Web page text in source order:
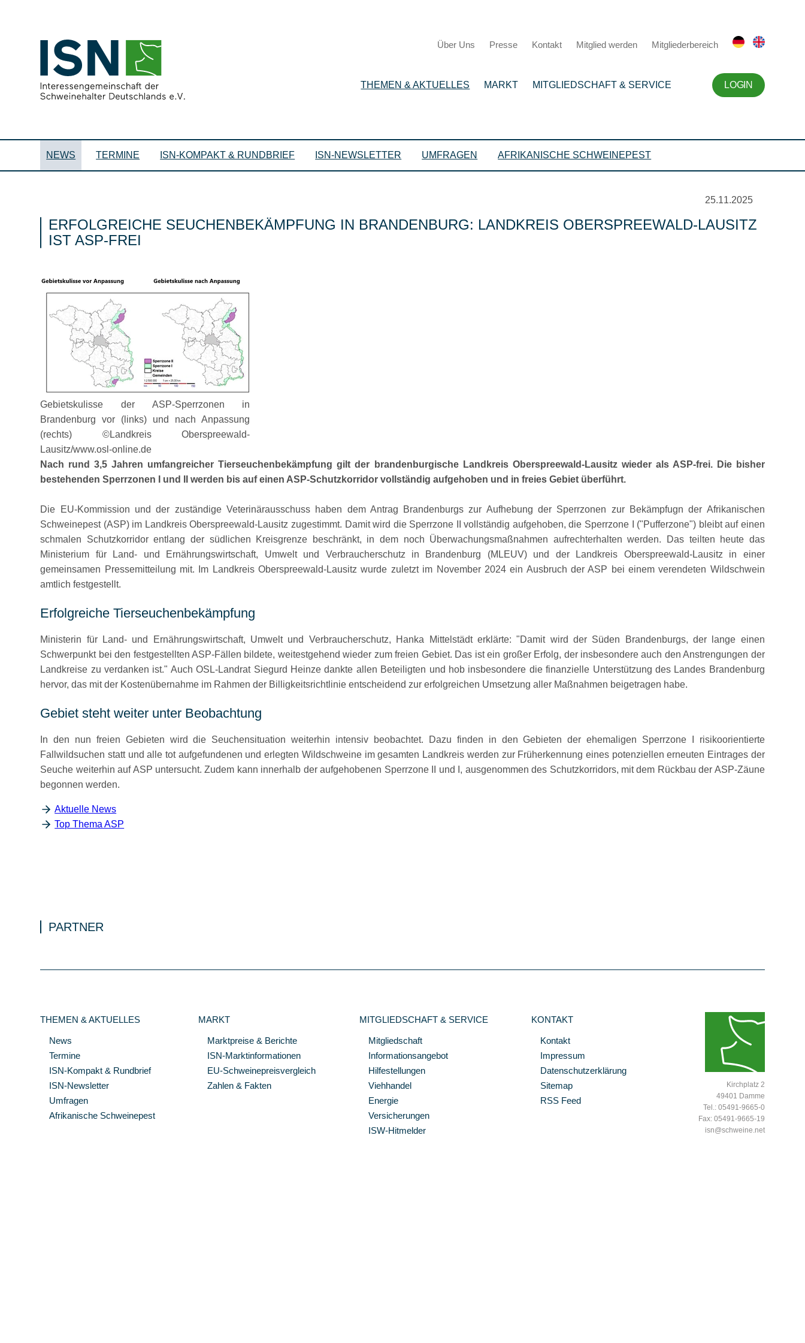
Über Uns Presse Kontakt Mitglied werden Mitgliederbereich
THEMEN & AKTUELLES MARKT MITGLIEDSCHAFT & SERVICE LOGIN
NEWS TERMINE ISN-KOMPAKT & RUNDBRIEF ISN-NEWSLETTER UMFRAGEN AFRIKANISCHE SCHWEINEPEST
25.11.2025
ERFOLGREICHE SEUCHENBEKÄMPFUNG IN BRANDENBURG: LANDKREIS OBERSPREEWALD-LAUSITZ
IST ASP-FREI
Gebietskulisse der ASP-Sperrzonen in
Brandenburg vor (links) und nach Anpassung
(rechts) ©Landkreis Oberspreewald-
Lausitz/www.osl-online.de
Nach rund 3,5 Jahren umfangreicher Tierseuchenbekämpfung gilt der brandenburgische Landkreis Oberspreewald-Lausitz wieder als ASP-frei. Die bisher
bestehenden Sperrzonen I und II werden bis auf einen ASP-Schutzkorridor vollständig aufgehoben und in freies Gebiet überführt.
Die EU-Kommission und der zuständige Veterinärausschuss haben dem Antrag Brandenburgs zur Aufhebung der Sperrzonen zur Bekämpfugn der Afrikanischen
Schweinepest (ASP) im Landkreis Oberspreewald-Lausitz zugestimmt. Damit wird die Sperrzone II vollständig aufgehoben, die Sperrzone I ( Pufferzone ) bleibt auf einen
schmalen Schutzkorridor entlang der südlichen Kreisgrenze beschränkt, in dem noch Überwachungsmaßnahmen aufrechterhalten werden. Das teilten heute das
Ministerium für Land- und Ernährungswirtschaft, Umwelt und Verbraucherschutz in Brandenburg (MLEUV) und der Landkreis Oberspreewald-Lausitz in einer
gemeinsamen Pressemitteilung mit. Im Landkreis Oberspreewald-Lausitz wurde zuletzt im November 2024 ein Ausbruch der ASP bei einem verendeten Wildschwein
amtlich festgestellt.
Erfolgreiche Tierseuchenbekämpfung
Ministerin für Land- und Ernährungswirtschaft, Umwelt und Verbraucherschutz, Hanka Mittelstädt erklärte: Damit wird der Süden Brandenburgs, der lange einen
Schwerpunkt bei den festgestellten ASP-Fällen bildete, weitestgehend wieder zum freien Gebiet. Das ist ein großer Erfolg, der insbesondere auch den Anstrengungen der
Landkreise zu verdanken ist.
Auch OSL-Landrat Siegurd Heinze dankte allen Beteiligten und hob insbesondere die finanzielle Unterstützung des Landes Brandenburg
hervor, das mit der Kostenübernahme im Rahmen der Billigkeitsrichtlinie entscheidend zur erfolgreichen Umsetzung aller Maßnahmen beigetragen habe.
Gebiet steht weiter unter Beobachtung
In den nun freien Gebieten wird die Seuchensituation weiterhin intensiv beobachtet. Dazu finden in den Gebieten der ehemaligen Sperrzone I risikoorientierte
Fallwildsuchen statt und alle tot aufgefundenen und erlegten Wildschweine im gesamten Landkreis werden zur Früherkennung eines potenziellen erneuten Eintrages der
Seuche weiterhin auf ASP untersucht. Zudem kann innerhalb der aufgehobenen Sperrzone II und I, ausgenommen des Schutzkorridors, mit dem Rückbau der ASP-Zäune
begonnen werden.
Aktuelle News
Top Thema ASP
PARTNER
THEMEN & AKTUELLES
News
Termine
ISN-Kompakt & Rundbrief
ISN-Newsletter
Umfragen
Afrikanische Schweinepest
MARKT
Marktpreise & Berichte
ISN-Marktinformationen
EU-Schweinepreisvergleich
Zahlen & Fakten
MITGLIEDSCHAFT & SERVICE
Mitgliedschaft
Informationsangebot
Hilfestellungen
Viehhandel
Energie
Versicherungen
ISW-Hitmelder
KONTAKT
Kontakt
Impressum
Datenschutzerklärung
Sitemap
RSS Feed
Kirchplatz 2
49401 Damme
Tel.: 05491-9665-0
Fax: 05491-9665-19
isn@schweine.net